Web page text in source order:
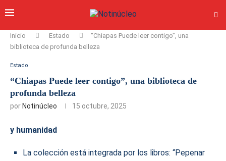
Inicio Estado
“Chiapas Puede leer contigo”, una
biblioteca de profunda belleza
Estado
“Chiapas Puede leer contigo”, una biblioteca de
profunda belleza
por Notinúcleo 15 octubre, 2025
y humanidad
La colección está integrada por los libros: “Pepenar